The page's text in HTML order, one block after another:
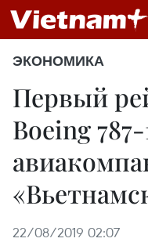
ЭКОНОМИКА
Первый
Boeing
22/08/2019 02:07